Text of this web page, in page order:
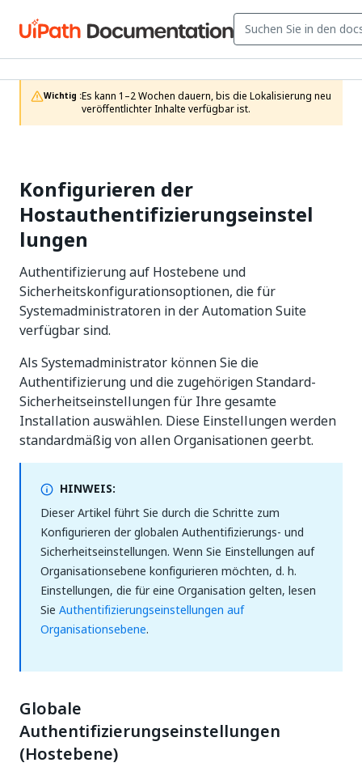
Wichtig :Es kann 1–2 Wochen dauern, bis die Lokalisierung neu
veröffentlichter Inhalte verfügbar ist.
Konfigurieren der
Hostauthentifizierungseinstel
lungen
Authentifizierung auf Hostebene und
Sicherheitskonfigurationsoptionen, die für
Systemadministratoren in der Automation Suite
verfügbar sind.
Als Systemadministrator können Sie die
Authentifizierung und die zugehörigen Standard-
Sicherheitseinstellungen für Ihre gesamte
Installation auswählen. Diese Einstellungen werden
standardmäßig von allen Organisationen geerbt.
HINWEIS:
Dieser Artikel führt Sie durch die Schritte zum
Konfigurieren der globalen Authentifizierungs- und
Sicherheitseinstellungen. Wenn Sie Einstellungen auf
Organisationsebene konfigurieren möchten, d. h.
Einstellungen, die für eine Organisation gelten, lesen
Sie Authentifizierungseinstellungen auf
Organisationsebene.
Globale
Authentifizierungseinstellungen
(Hostebene)